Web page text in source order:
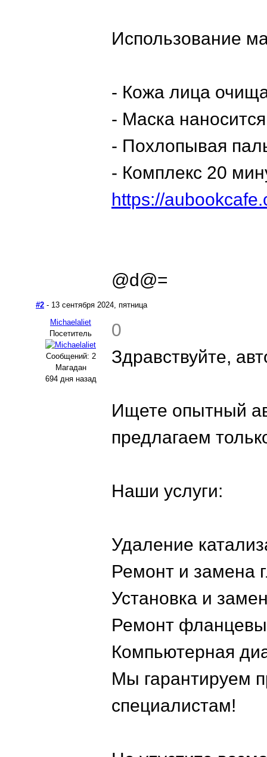
Использование
- Кожа лица
- Маска
- Похлопывая
- Комплекс 20
https://
@d@=
#2 - 13 сентября 2024, пятница
Michaelaliet
Посетитель
Сообщений: 2
Магадан
694 дня назад
0
Здравствуйте,
Ищете опытный
предлагаем
Наши услуги:
Удаление
Ремонт и замена
Установка и
Ремонт
Компьютерная
Мы гарантируем
специалистам!